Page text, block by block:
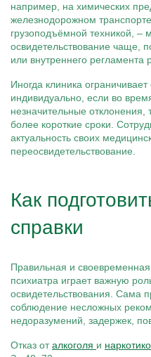
например, на химических
железнодорожном
грузоподъёмной техникой, –
освидетельствование чаще,
или внутреннего регламента
Иногда клиника
индивидуально, если во
незначительные
более короткие сроки.
актуальность своих
переосвидетельствование.
Как
справки
Правильная и
психиатра играет важную
освидетельствования. Сама
соблюдение несложных
недоразумений, задержек,
Отказ оталкоголя и